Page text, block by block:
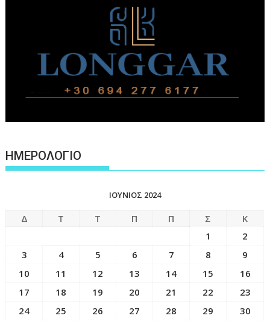
ΗΜΕΡΟΛΟΓΙΟ
ΙΟΎΝΙΟΣ 2024
Δ Τ Τ Π Π Σ
Κ
1
2
3
4 5 6 7 8
9
10
11 12 13 14 15
16
17
18 19 20 21 22
23
24
25 26 27 28 29 30